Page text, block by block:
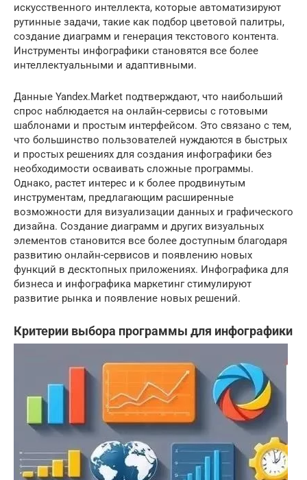
искусственного интеллекта, которые автоматизируют
рутинные задачи, такие как подбор цветовой палитры,
создание диаграмм и генерация текстового контента.
Инструменты инфографики становятся все более
интеллектуальными и адаптивными.
Данные Yandex.Market подтверждают, что наибольший
спрос наблюдается на онлайн-сервисы с готовыми
шаблонами и простым интерфейсом. Это связано с тем,
что большинство пользователей нуждаются в быстрых
и простых решениях для создания инфографики без
необходимости осваивать сложные программы.
Однако, растет интерес и к более продвинутым
инструментам, предлагающим расширенные
возможности для визуализации данных и графического
дизайна. Создание диаграмм и других визуальных
элементов становится все более доступным благодаря
развитию онлайн-сервисов и появлению новых
функций в десктопных приложениях. Инфографика для
бизнеса и инфографика маркетинг стимулируют
развитие рынка и появление новых решений.
Критерии выбора программы для инфографики